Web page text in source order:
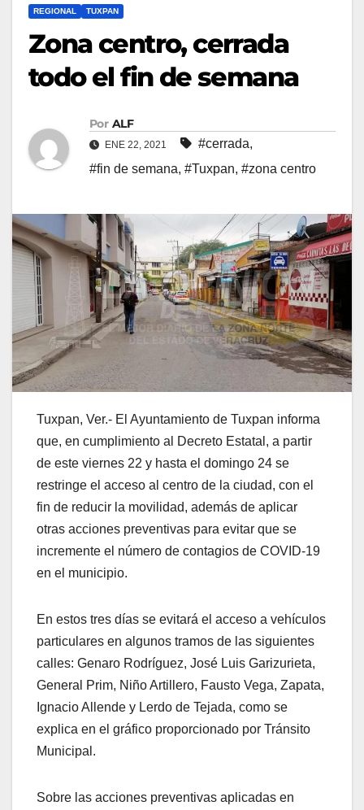
REGIONAL TUXPAN
Zona centro, cerrada
todo el fin de semana
Por ALF
ENE 22, 2021 #cerrada,
#fin de semana, #Tuxpan, #zona centro
Tuxpan, Ver.- El Ayuntamiento de Tuxpan informa
que, en cumplimiento al Decreto Estatal, a partir
de este viernes 22 y hasta el domingo 24 se
restringe el acceso al centro de la ciudad, con el
fin de reducir la movilidad, además de aplicar
otras acciones preventivas para evitar que se
incremente el número de contagios de COVID-19
en el municipio.
En estos tres días se evitará el acceso a vehículos
particulares en algunos tramos de las siguientes
calles: Genaro Rodríguez, José Luis Garizurieta,
General Prim, Niño Artillero, Fausto Vega, Zapata,
Ignacio Allende y Lerdo de Tejada, como se
explica en el gráfico proporcionado por Tránsito
Municipal.
Sobre las acciones preventivas aplicadas en